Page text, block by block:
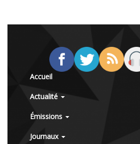
Accueil
Actualité
Émissions
Journaux